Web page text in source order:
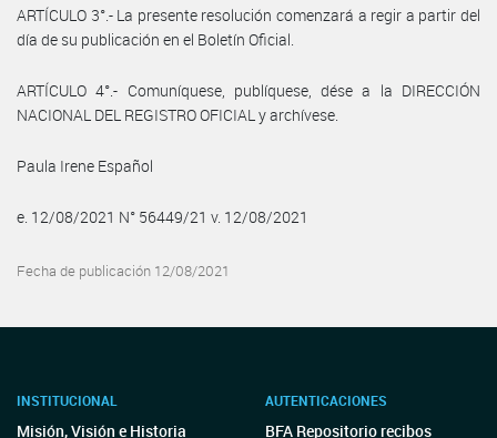
ARTÍCULO 3°.- La presente resolución comenzará a regir a partir del
día de su publicación en el Boletín Oficial.
ARTÍCULO 4°.- Comuníquese, publíquese, dése a la DIRECCIÓN
NACIONAL DEL REGISTRO OFICIAL y archívese.
Paula Irene Español
e. 12/08/2021 N° 56449/21 v. 12/08/2021
Fecha de publicación 12/08/2021
INSTITUCIONAL
Misión, Visión e Historia
AUTENTICACIONES
BFA Repositorio recibos